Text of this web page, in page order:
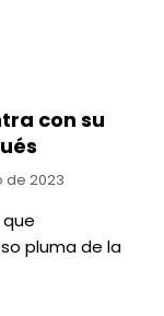
con su
de 2023
que
pluma de la